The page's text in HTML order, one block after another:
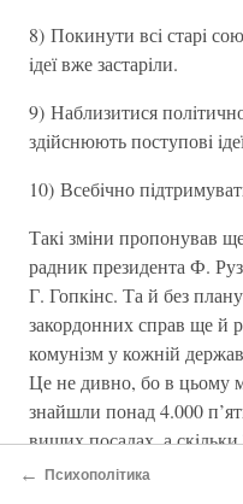
8) Покинути всi старi
iдеї вже застарiли.
9) Наблизитися
здiйснюють поступовi
10) Всебiчно
Такi змiни пропонував
радник президента Ф.
Г. Гопкiнс. Та й без
закордонних справ ще й
комунiзм у кожнiй
Це не дивно, бо в цьому
знайшли понад 4.000
вищих посадах, а
ще на середнiх та
← Психополітика